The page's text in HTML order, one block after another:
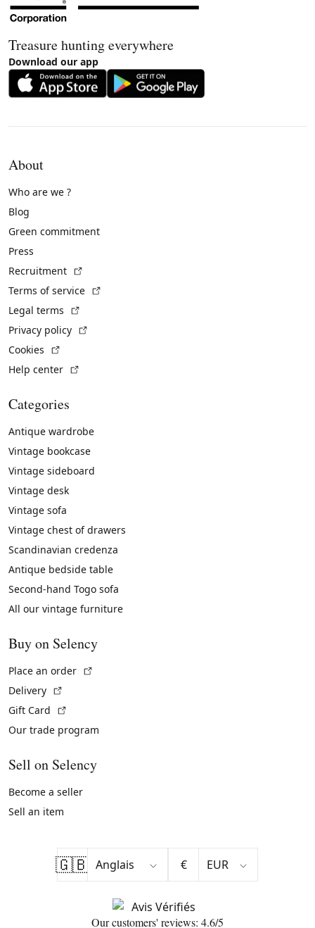
Treasure hunting everywhere
Download our app
About
Who are we ?
Blog
Green commitment
Press
Recruitment
Terms of service
Legal terms
Privacy policy
Cookies
Help center
Categories
Antique wardrobe
Vintage bookcase
Vintage sideboard
Vintage desk
Vintage sofa
Vintage chest of drawers
Scandinavian credenza
Antique bedside table
Second-hand Togo sofa
All our vintage furniture
Buy on Selency
Place an order
Delivery
Gift Card
Our trade program
Sell on Selency
Become a seller
Sell an item
🇬🇧 €
Our customers' reviews: 4.6/5